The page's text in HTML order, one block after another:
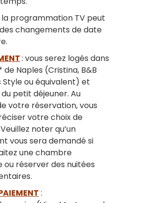
la programmation TV peut
changements de date
: vous serez logés dans
de Naples (Cristina, B&B
Style ou équivalent) et
petit déjeuner. Au
votre réservation, vous
votre choix de
noter qu’un
vous sera demandé si
une chambre
ou réserver des nuitées
: